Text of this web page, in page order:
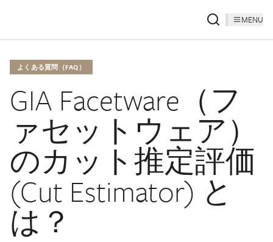
MENU
よくある質問（FAQ）
GIA Facetware（フ
ァセットウェア）
のカット推定評価
(Cut Estimator) と
は？